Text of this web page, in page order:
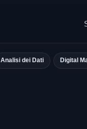
Analisi dei Dati Digital